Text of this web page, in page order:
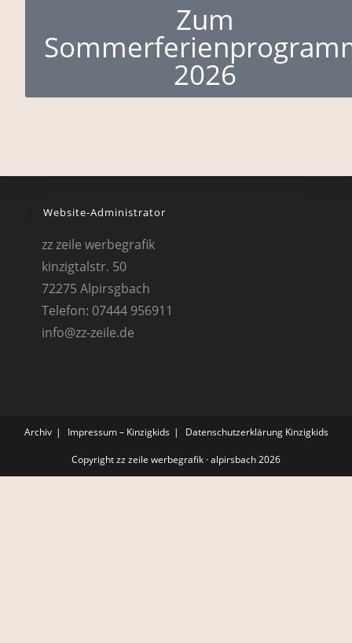
Zum
2026
Website-Administrator
zz zeile werbegrafik
kinzigtalstr. 50
72275 Alpirsgbach
Telefon: 07444 956911
info@zz-zeile.de
Archiv Impressum – Kinzigkids Datenschutzerklärung Kinzigkids
Copyright zz zeile werbegrafik · alpirsbach 2026